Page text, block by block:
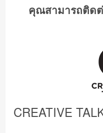
คุณสามารถติด
CREATIVE